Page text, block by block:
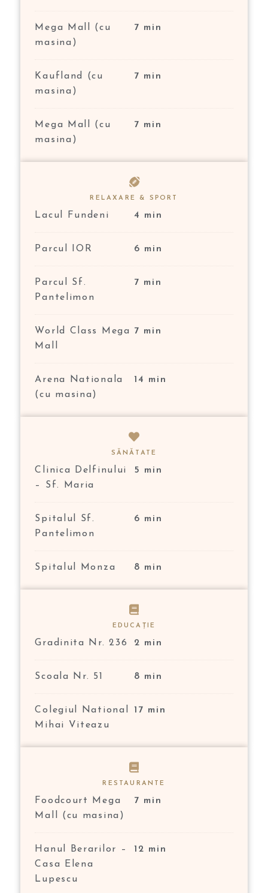
Mega Mall (cu
masina)
7 min
Kaufland (cu
masina)
7 min
Mega Mall (cu
masina)
7 min
RELAXARE & SPORT
Lacul Fundeni 4 min
Parcul IOR 6 min
Parcul Sf.
Pantelimon
7 min
World Class Mega
Mall
7 min
Arena Nationala
(cu masina)
14 min
SĂNĂTATE
Clinica Delfinului
– Sf. Maria
5 min
Spitalul Sf.
Pantelimon
6 min
Spitalul Monza 8 min
EDUCAȚIE
Gradinita Nr. 236 2 min
Scoala Nr. 51 8 min
Colegiul National
Mihai Viteazu
17 min
RESTAURANTE
Foodcourt Mega
Mall (cu masina)
7 min
Hanul Berarilor –
Casa Elena
Lupescu
12 min